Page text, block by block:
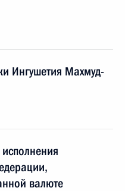
Ингушетия Махмуд-
валюте